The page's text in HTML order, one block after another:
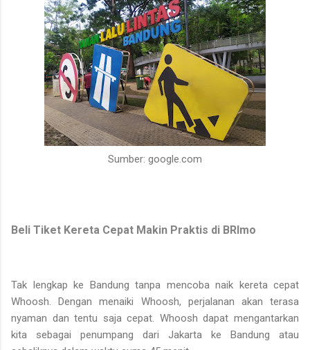
Sumber: google.com
Beli Tiket Kereta Cepat Makin Praktis di BRImo
Tak lengkap ke Bandung tanpa mencoba naik kereta cepat
Whoosh. Dengan menaiki Whoosh, perjalanan akan terasa
nyaman dan tentu saja cepat. Whoosh dapat mengantarkan
kita sebagai penumpang dari Jakarta ke Bandung atau